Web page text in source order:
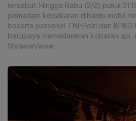
tersebut. Hingga Rabu (2/2) pukul
pemadam kebakaran dibantu mobil
beserta personel TNI-Polri dan BPBD
berupaya memadamkan kobaran api.
Styawan/aww.